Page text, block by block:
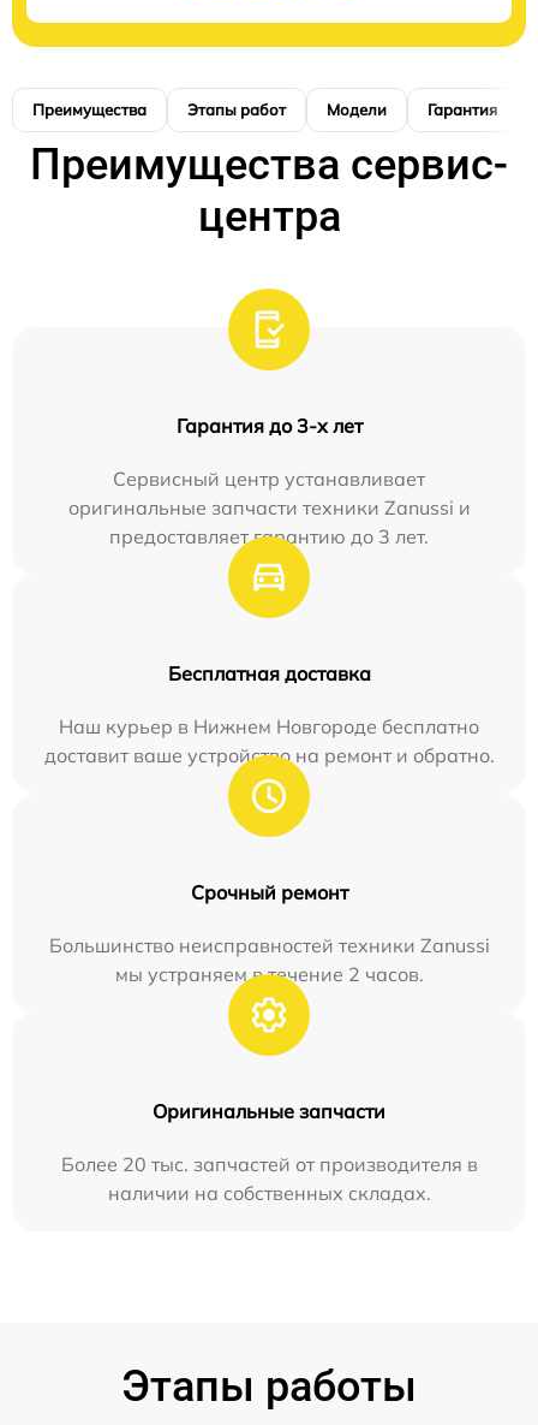
Преимущества Этапы работ Модели Гарантия
Преимущества сервис-
центра
Гарантия до 3-х лет
Сервисный центр устанавливает
оригинальные запчасти техники Zanussi и
предоставляет гарантию до 3 лет.
Бесплатная доставка
Наш курьер в Нижнем Новгороде бесплатно
доставит ваше устройство на ремонт и обратно.
Срочный ремонт
Большинство неисправностей техники Zanussi
мы устраняем в течение 2 часов.
Оригинальные запчасти
Более 20 тыс. запчастей от производителя в
наличии на собственных складах.
Этапы работы